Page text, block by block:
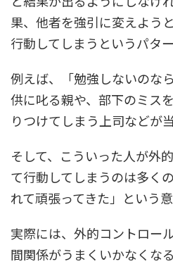
果、他者を強引に変えよう
行動してしまうというパタ
例えば、「勉強しないのな
供に叱る親や、部下のミス
りつけてしまう上司などが
そして、こういった人が外
て行動してしまうのは多く
れて頑張ってきた」という
実際には、外的コントロー
間関係がうまくいかなくな